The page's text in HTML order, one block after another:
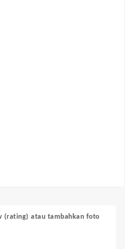
(rating) atau tambahkan foto